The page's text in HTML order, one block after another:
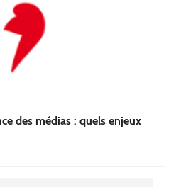
des médias : quels enjeux